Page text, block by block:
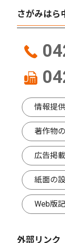
さがみはら
情報提
著作物
広告掲
紙面の
Web版
外部リンク